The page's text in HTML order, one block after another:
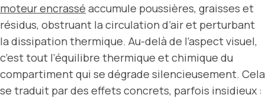
moteur encrassé accumule poussières, graisses et
résidus, obstruant la circulation d’air et perturbant
la dissipation thermique. Au-delà de l’aspect visuel,
c’est tout l’équilibre thermique et chimique du
compartiment qui se dégrade silencieusement. Cela
se traduit par des effets concrets, parfois insidieux :